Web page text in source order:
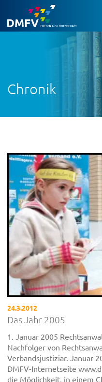
Chronik
24.3.2012
Das Jahr 2005
1. Januar 2005
Nachfolger von
Verbandsjustiziar. Januar
DMFV-Internetseite
die Möglichkeit, in einem